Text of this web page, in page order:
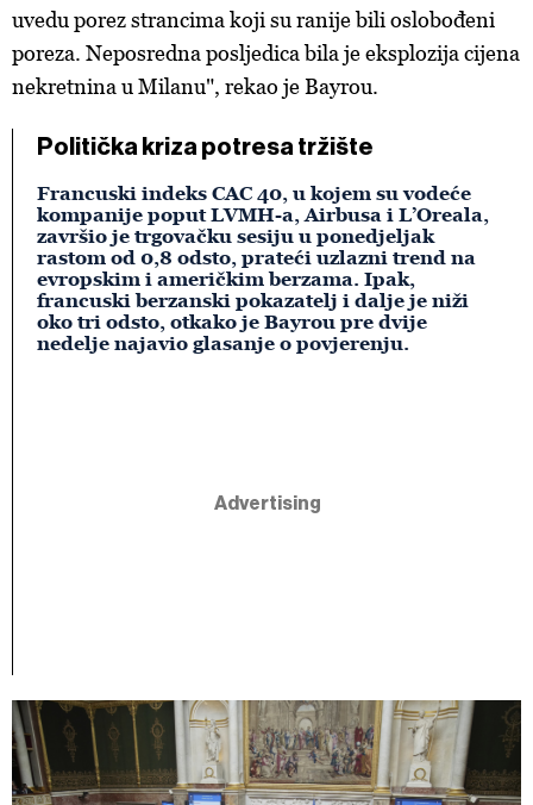
uvedu porez strancima koji su ranije bili oslobođeni
poreza. Neposredna posljedica bila je eksplozija cijena
nekretnina u Milanu", rekao je Bayrou.
Politička kriza potresa tržište
Francuski indeks CAC 40, u kojem su vodeće
kompanije poput LVMH-a, Airbusa i L’Oreala,
završio je trgovačku sesiju u ponedjeljak
rastom od 0,8 odsto, prateći uzlazni trend na
evropskim i američkim berzama. Ipak,
francuski berzanski pokazatelj i dalje je niži
oko tri odsto, otkako je Bayrou pre dvije
nedelje najavio glasanje o povjerenju.